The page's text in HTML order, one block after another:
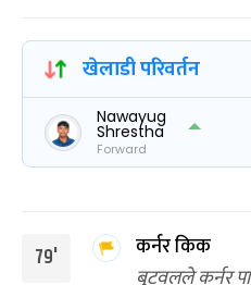
खेलाडी परिवर्तन
Nawayug
Shrestha
Forward
79'
कर्नर किक